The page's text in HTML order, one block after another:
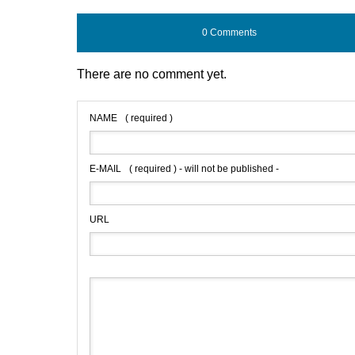
0 Comments
There are no comment yet.
NAME ( required )
E-MAIL ( required ) - will not be published -
URL